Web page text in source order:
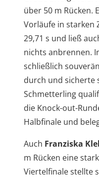
über 50 m Rücken.
Vorläufe in starken
29,71 s und ließ
nichts anbrennen.
schließlich
durch und sicherte
Schmetterling
die Knock-out-
Halbfinale und
Auch Franziska
m Rücken eine
Viertelfinale stellte